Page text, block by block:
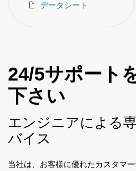
Single Instrument
データシート
24/5サポート
下さい
エンジニアによる
バイス
当社は、お客様に優れたカスタマ